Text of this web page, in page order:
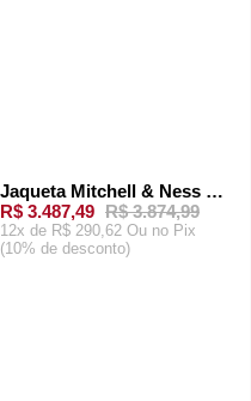
-10%
Jaqueta Mitchell & Ness x BAPE Satin Jacket Los Angeles Lakers Roxa
R$ 3.487,49 R$ 3.874,99
12x de R$ 290,62 Ou no Pix
(10% de desconto)